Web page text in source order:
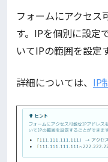
フォームにアクセス
す。IPを個別に設定
いてIPの範囲を設定
詳細については、 IP